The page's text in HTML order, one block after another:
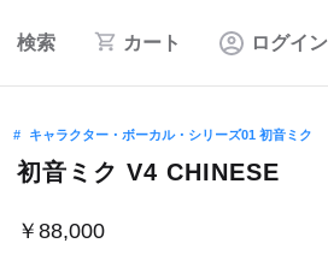
検索 カート ログイン
キャラクター・ボーカル・シリーズ01 初音ミク
初音ミク V4 CHINESE
￥88,000